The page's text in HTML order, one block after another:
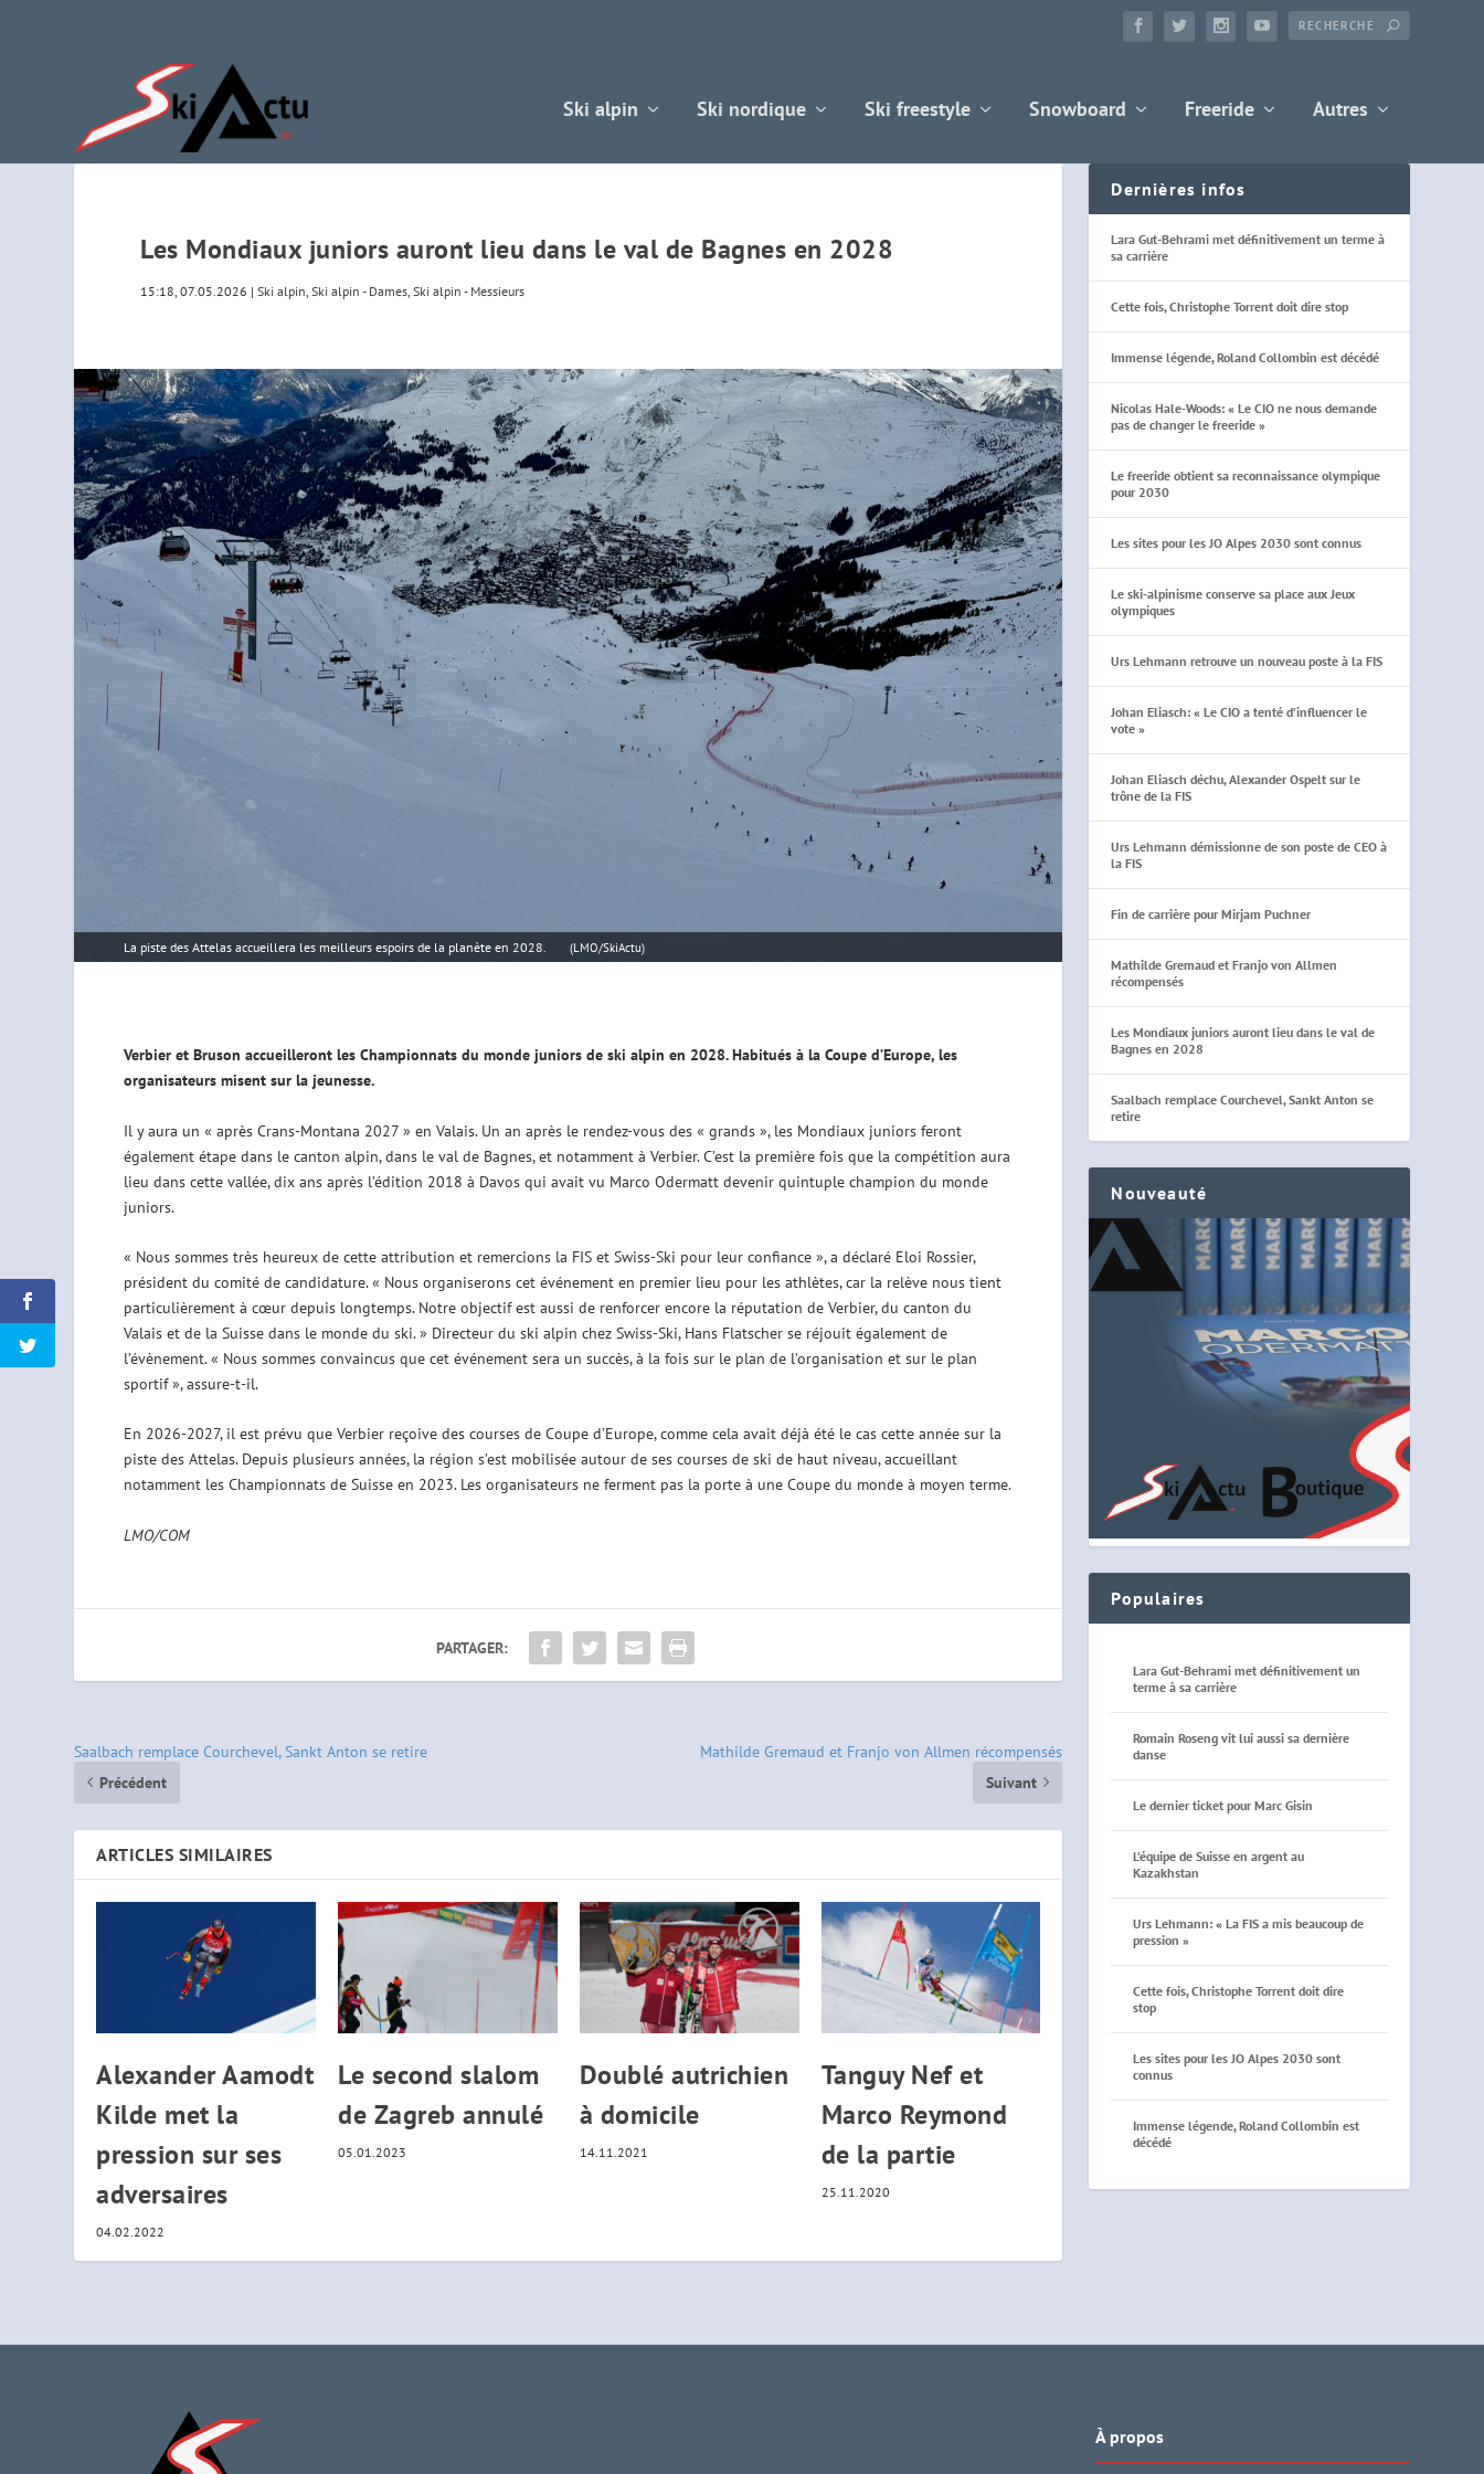
Ski alpin Ski nordique Ski freestyle Snowboard Freeride Autres
Les Mondiaux juniors auront lieu dans le val de Bagnes en 2028
15:18, 07.05.2026 |Ski alpin ,Ski alpin - Dames ,Ski alpin - Messieurs
La piste des Attelas accueillera les meilleurs espoirs de la planète en 2028. (LMO/SkiActu)
Verbier et Bruson accueilleront les Championnats du monde juniors de ski alpin en 2028. Habitués à la Coupe d’Europe, les
organisateurs misent sur la jeunesse.
Il y aura un « après Crans-Montana 2027 » en Valais. Un an après le rendez-vous des « grands », les Mondiaux juniors feront
également étape dans le canton alpin, dans le val de Bagnes, et notamment à Verbier. C’est la première fois que la compétition aura
lieu dans cette vallée, dix ans après l’édition 2018 à Davos qui avait vu Marco Odermatt devenir quintuple champion du monde
juniors.
« Nous sommes très heureux de cette attribution et remercions la FIS et Swiss-Ski pour leur confiance », a déclaré Eloi Rossier,
président du comité de candidature. « Nous organiserons cet événement en premier lieu pour les athlètes, car la relève nous tient
particulièrement à cœur depuis longtemps. Notre objectif est aussi de renforcer encore la réputation de Verbier, du canton du
Valais et de la Suisse dans le monde du ski. » Directeur du ski alpin chez Swiss-Ski, Hans Flatscher se réjouit également de
l’évènement. « Nous sommes convaincus que cet événement sera un succès, à la fois sur le plan de l’organisation et sur le plan
sportif », assure-t-il.
En 2026-2027, il est prévu que Verbier reçoive des courses de Coupe d’Europe, comme cela avait déjà été le cas cette année sur la
piste des Attelas. Depuis plusieurs années, la région s’est mobilisée autour de ses courses de ski de haut niveau, accueillant
notamment les Championnats de Suisse en 2023. Les organisateurs ne ferment pas la porte à une Coupe du monde à moyen terme.
LMO/COM
PARTAGER:
Saalbach remplace Courchevel, Sankt Anton se retire
Précédent
Mathilde Gremaud et Franjo von Allmen récompensés
Suivant
ARTICLES SIMILAIRES
Alexander Aamodt
Kilde met la
pression sur ses
adversaires
04.02.2022
Le second slalom
de Zagreb annulé
05.01.2023
Doublé autrichien
à domicile
14.11.2021
Tanguy Nef et
Marco Reymond
de la partie
25.11.2020
Dernières infos
Lara Gut-Behrami met définitivement un terme à
sa carrière
Cette fois, Christophe Torrent doit dire stop
Immense légende, Roland Collombin est décédé
Nicolas Hale-Woods: « Le CIO ne nous demande
pas de changer le freeride »
Le freeride obtient sa reconnaissance olympique
pour 2030
Les sites pour les JO Alpes 2030 sont connus
Le ski-alpinisme conserve sa place aux Jeux
olympiques
Urs Lehmann retrouve un nouveau poste à la FIS
Johan Eliasch: « Le CIO a tenté d’influencer le
vote »
Johan Eliasch déchu, Alexander Ospelt sur le
trône de la FIS
Urs Lehmann démissionne de son poste de CEO à
la FIS
Fin de carrière pour Mirjam Puchner
Mathilde Gremaud et Franjo von Allmen
récompensés
Les Mondiaux juniors auront lieu dans le val de
Bagnes en 2028
Saalbach remplace Courchevel, Sankt Anton se
retire
Nouveauté
Populaires
Lara Gut-Behrami met définitivement un
terme à sa carrière
Romain Roseng vit lui aussi sa dernière
danse
Le dernier ticket pour Marc Gisin
L’équipe de Suisse en argent au
Kazakhstan
Urs Lehmann: « La FIS a mis beaucoup de
pression »
Cette fois, Christophe Torrent doit dire
stop
Les sites pour les JO Alpes 2030 sont
connus
Immense légende, Roland Collombin est
décédé
À propos